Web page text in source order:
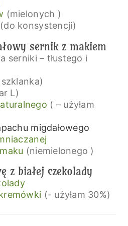
(mielonych )
(do konsystencji)
sernik z makiem
serniki – tłustego i
L)
( – użyłam
migdałowego
(niemielonego )
z białej czekolady
(- użyłam 30%)